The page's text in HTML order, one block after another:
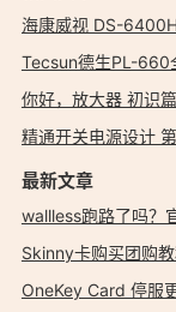
Tecsun德生PL-660
你好，放大器 初识
最新文章
wallless跑路了吗？
Skinny卡购买团购教
OneKey Card 停服